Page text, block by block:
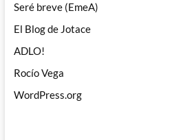
Seré breve (EmeA)
El Blog de Jotace
ADLO!
Rocío Vega
WordPress.org